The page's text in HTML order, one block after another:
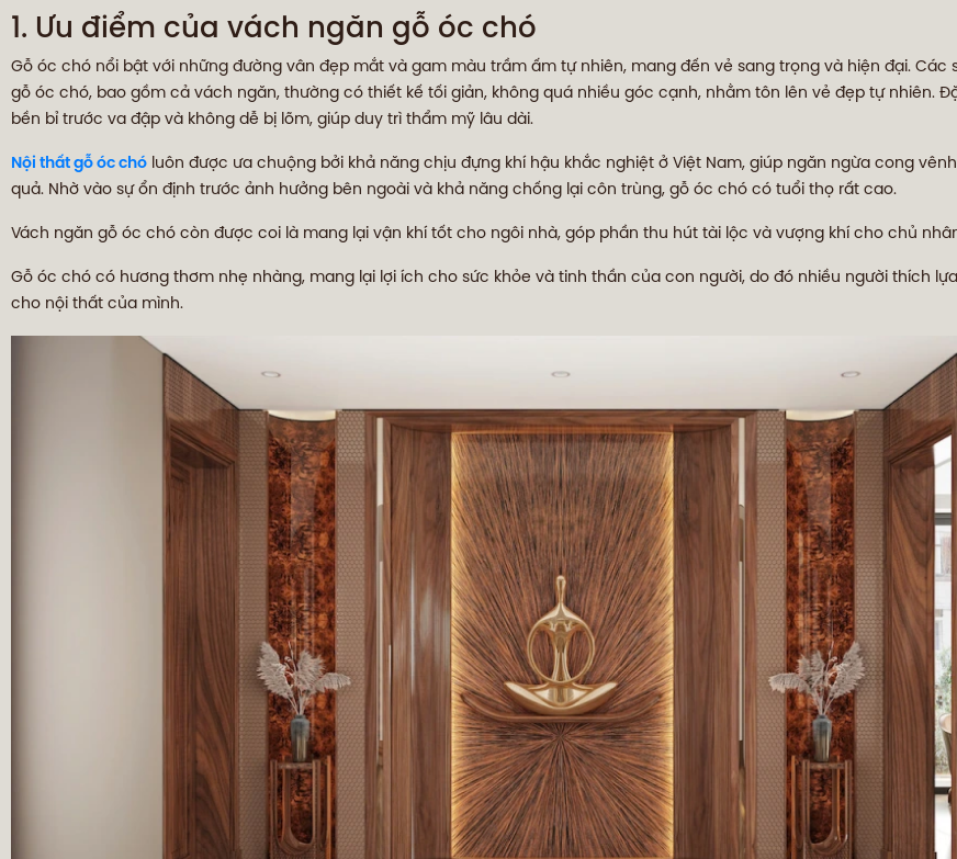
1. Ưu điểm của vách ngăn gỗ óc chó
Gỗ óc chó nổi bật với những đường vân đẹp mắt và gam màu trầm ấm tự nhiên, mang đến vẻ sang trọng và hiện đại. Các
gỗ óc chó, bao gồm cả vách ngăn, thường có thiết kế tối giản, không quá nhiều góc cạnh, nhằm tôn lên vẻ đẹp tự nhiên.
bền bỉ trước va đập và không dễ bị lõm, giúp duy trì thẩm mỹ lâu dài.
Nội thất gỗ óc chó luôn được ưa chuộng bởi khả năng chịu đựng khí hậu khắc nghiệt ở Việt Nam, giúp ngăn ngừa cong
quả. Nhờ vào sự ổn định trước ảnh hưởng bên ngoài và khả năng chống lại côn trùng, gỗ óc chó có tuổi thọ rất cao.
Vách ngăn gỗ óc chó còn được coi là mang lại vận khí tốt cho ngôi nhà, góp phần thu hút tài lộc và vượng khí cho chủ
Gỗ óc chó có hương thơm nhẹ nhàng, mang lại lợi ích cho sức khỏe và tinh thần của con người, do đó nhiều người thích
cho nội thất của mình.